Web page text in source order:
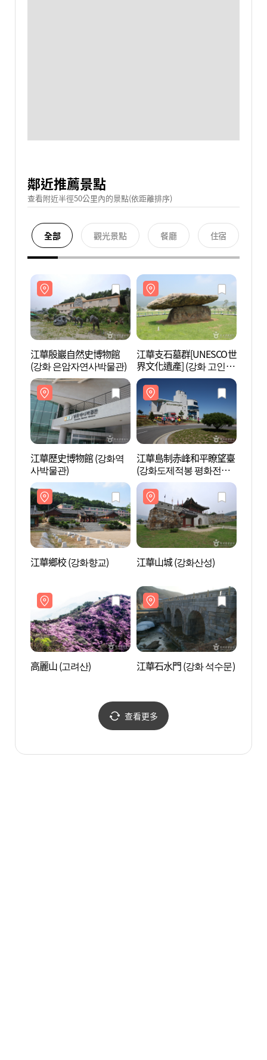
鄰近推薦景點
查看附近半徑50公里內的景點(依距離排序)
全部 觀光景點 餐廳 住宿
江華殷巖自然史博物館
(강화 은암자연사박물관)
江華支石墓群[UNESCO世
界文化遺產] (강화 고인돌
유적 [유네스코 세계문화
유산])
江華歷史博物館 (강화역
사박물관)
江華島制赤峰和平瞭望臺
(강화도제적봉 평화전망
대)
江華鄉校 (강화향교) 江華山城 (강화산성)
高麗山 (고려산) 江華石水門 (강화 석수문)
查看更多